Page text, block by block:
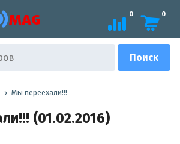
0 0
Мы переехали!!!
(01.02.2016)